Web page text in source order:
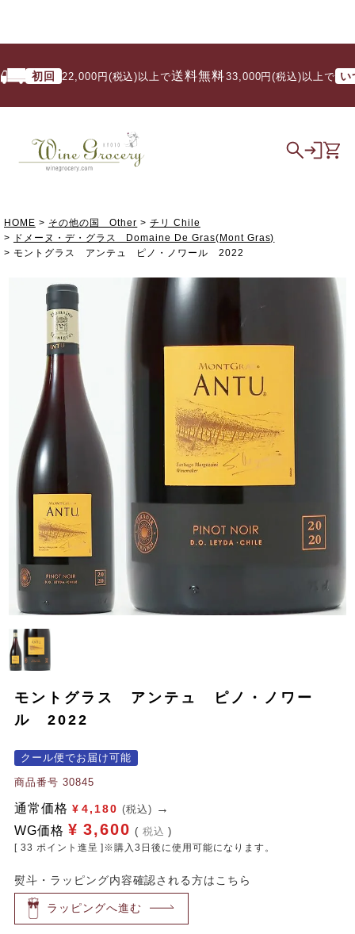
初回 22,000円(税込)以上で送料無料/ 33,000円(税込)以上で いつで
HOME その他の国 Other
チリ Chile
ドメーヌ・デ・グラス Domaine De Gras(Mont Gras)
モントグラス アンテュ ピノ・ノワール 2022
モントグラス アンテュ ピノ・ノワー
ル 2022
クール便でお届け可能
商品番号 30845
通常価格 ¥ 4,180 (税込)
WG価格 ¥ 3,600 税込
[ 33 ポイント進呈 ]※購入3日後に使用可能になります。
熨斗・ラッピング内容確認される方はこちら
ラッピングへ進む